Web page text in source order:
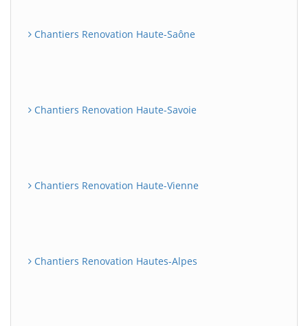
Chantiers Renovation Haute-Saône
Chantiers Renovation Haute-Savoie
Chantiers Renovation Haute-Vienne
Chantiers Renovation Hautes-Alpes